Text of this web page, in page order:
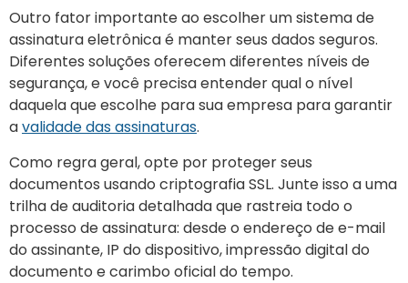
Outro fator importante ao escolher um sistema de
assinatura eletrônica é manter seus dados seguros.
Diferentes soluções oferecem diferentes níveis de
segurança, e você precisa entender qual o nível
daquela que escolhe para sua empresa para garantir
avalidade das assinaturas.
Como regra geral, opte por proteger seus
documentos usando criptografia SSL. Junte isso a uma
trilha de auditoria detalhada que rastreia todo o
processo de assinatura: desde o endereço de e-mail
do assinante, IP do dispositivo, impressão digital do
documento e carimbo oficial do tempo.